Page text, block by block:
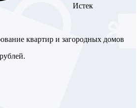
Истек
квартир и загородных домов